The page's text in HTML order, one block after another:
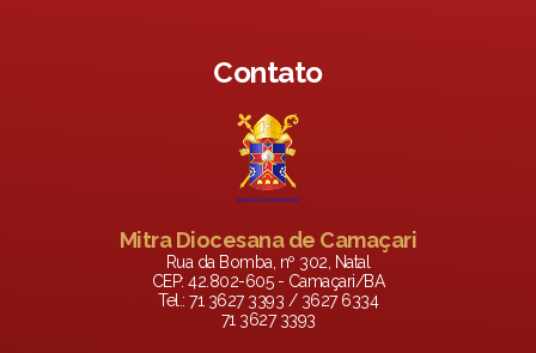
Contato
Mitra Diocesana de Camaçari
Rua da Bomba, nº 302, Natal
CEP: 42.802-605 - Camaçari/BA
Tel.: 71 3627 3393 / 3627 6334
71 3627 3393